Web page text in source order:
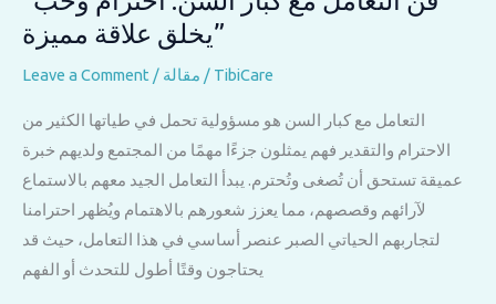
يخلق علاقة مميزة”
Leave a Comment / مقالة / TibiCare
التعامل مع كبار السن هو مسؤولية تحمل في طياتها الكثير من
الاحترام والتقدير فهم يمثلون جزءًا مهمًا من المجتمع ولديهم خبرة
عميقة تستحق أن تُصغى وتُحترم. يبدأ التعامل الجيد معهم بالاستماع
لآرائهم وقصصهم، مما يعزز شعورهم بالاهتمام ويُظهر احترامنا
لتجاربهم الحياتي الصبر عنصر أساسي في هذا التعامل، حيث قد
يحتاجون وقتًا أطول للتحدث أو الفهم